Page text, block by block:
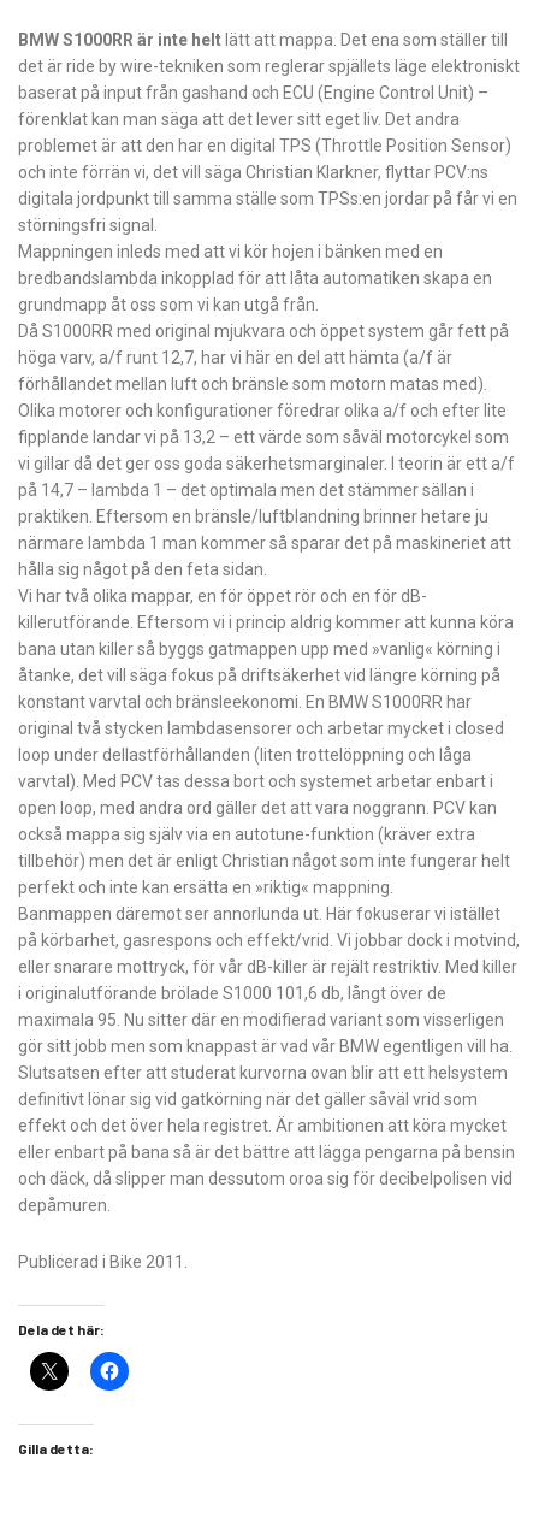
BMW S1000RR är inte helt lätt att mappa. Det ena som ställer till
det är ride by wire-tekniken som reglerar spjällets läge elektroniskt
baserat på input från gashand och ECU (Engine Control Unit) –
förenklat kan man säga att det lever sitt eget liv. Det andra
problemet är att den har en digital TPS (Throttle Position Sensor)
och inte förrän vi, det vill säga Christian Klarkner, flyttar PCV:ns
digitala jordpunkt till samma ställe som TPSs:en jordar på får vi en
störningsfri signal.
Mappningen inleds med att vi kör hojen i bänken med en
bredbandslambda inkopplad för att låta automatiken skapa en
grundmapp åt oss som vi kan utgå från.
Då S1000RR med original mjukvara och öppet system går fett på
höga varv, a/f runt 12,7, har vi här en del att hämta (a/f är
förhållandet mellan luft och bränsle som motorn matas med).
Olika motorer och konfigurationer föredrar olika a/f och efter lite
fipplande landar vi på 13,2 – ett värde som såväl motorcykel som
vi gillar då det ger oss goda säkerhetsmarginaler. I teorin är ett a/f
på 14,7 – lambda 1 – det optimala men det stämmer sällan i
praktiken. Eftersom en bränsle/luftblandning brinner hetare ju
närmare lambda 1 man kommer så sparar det på maskineriet att
hålla sig något på den feta sidan.
Vi har två olika mappar, en för öppet rör och en för dB-
killerutförande. Eftersom vi i princip aldrig kommer att kunna köra
bana utan killer så byggs gatmappen upp med »vanlig« körning i
åtanke, det vill säga fokus på driftsäkerhet vid längre körning på
konstant varvtal och bränsleekonomi. En BMW S1000RR har
original två stycken lambdasensorer och arbetar mycket i closed
loop under dellastförhållanden (liten trottelöppning och låga
varvtal). Med PCV tas dessa bort och systemet arbetar enbart i
open loop, med andra ord gäller det att vara noggrann. PCV kan
också mappa sig själv via en autotune-funktion (kräver extra
tillbehör) men det är enligt Christian något som inte fungerar helt
perfekt och inte kan ersätta en »riktig« mappning.
Banmappen däremot ser annorlunda ut. Här fokuserar vi istället
på körbarhet, gasrespons och effekt/vrid. Vi jobbar dock i motvind,
eller snarare mottryck, för vår dB-killer är rejält restriktiv. Med killer
i originalutförande brölade S1000 101,6 db, långt över de
maximala 95. Nu sitter där en modifierad variant som visserligen
gör sitt jobb men som knappast är vad vår BMW egentligen vill ha.
Slutsatsen efter att studerat kurvorna ovan blir att ett helsystem
definitivt lönar sig vid gatkörning när det gäller såväl vrid som
effekt och det över hela registret. Är ambitionen att köra mycket
eller enbart på bana så är det bättre att lägga pengarna på bensin
och däck, då slipper man dessutom oroa sig för decibelpolisen vid
depåmuren.
Publicerad i Bike 2011.
Dela det här:
Gilla detta: